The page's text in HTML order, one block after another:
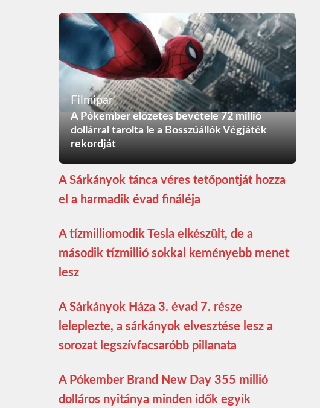
Filmipar
A Pókember előzetes bevétele 72 millió
dollárral tarolta le a Bosszúállók Végjáték
rekordját
A Sárkányok tánca véres tetőpontját hozza
el a harmadik évad fináléja
A tízmilliomodik Tesla elkészült, de a
második tízmillió sokkal keményebb menet
lesz
A Sárkányok Háza 3. évad 7. része
leleplezte, a sárkányok elvesztése lesz a
sorozat legszívfacsaróbb pillanata
A Pókember Brand New Day 355 millió
dolláros nyitánya minden idők egyik